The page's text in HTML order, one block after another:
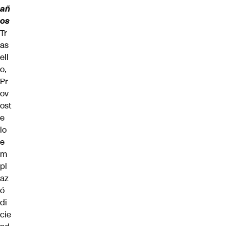
añ
os
Tr
as
ell
o,
Pr
ov
ost
e
lo
e
m
pl
az
ó
di
cie